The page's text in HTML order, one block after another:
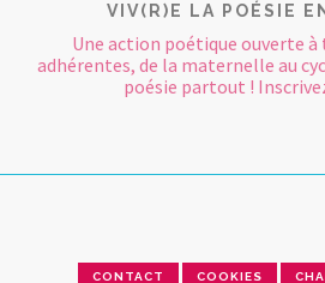
VIV(R)E LA POÉSIE
Une action poétique ouverte à
adhérentes, de la maternelle au
poésie partout !
CONTACT COOKIES